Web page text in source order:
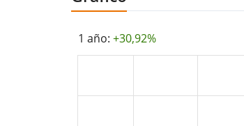
1 año: +30,92%